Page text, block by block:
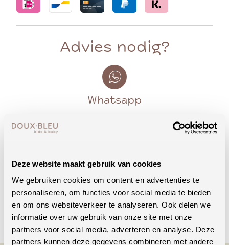
Deze website maakt gebruik van cookies
We gebruiken cookies om content en advertenties te
personaliseren, om functies voor social media te bieden
en om ons websiteverkeer te analyseren. Ook delen we
informatie over uw gebruik van onze site met onze
partners voor social media, adverteren en analyse. Deze
partners kunnen deze gegevens combineren met andere
Advies nodig?
Whatsapp
Bekijk openingstijden
Bellen